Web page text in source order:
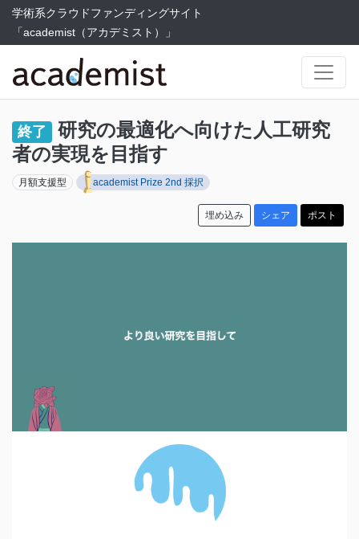
学術系クラウドファンディングサイト
「academist（アカデミスト）」
終了
研究の最適化へ向けた人工研究
者の実現を目指す
月額支援型 academist Prize 2nd 採択
埋め込み シェア ポスト